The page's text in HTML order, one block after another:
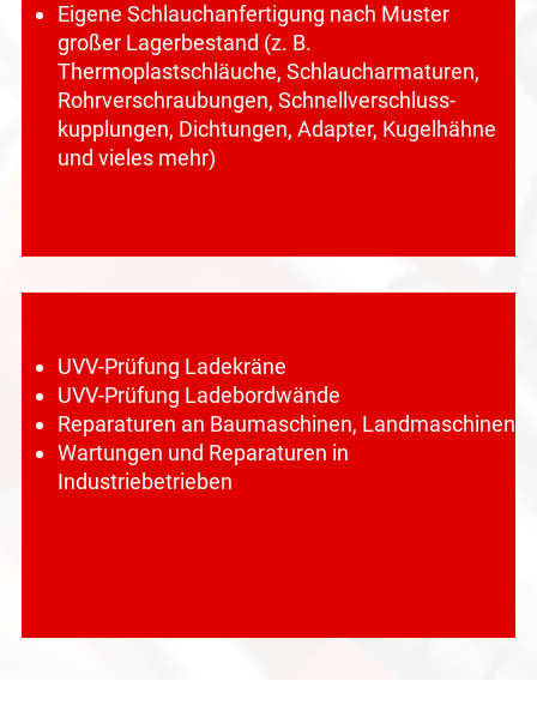
Eigene Schlauchanfertigung nach Muster
großer Lagerbestand (z. B.
Thermoplastschläuche, Schlaucharmaturen,
Rohrverschraubungen, Schnellverschluss-
kupplungen, Dichtungen, Adapter, Kugelhähne
und vieles mehr)
UVV-Prüfung Ladekräne
UVV-Prüfung Ladebordwände
Reparaturen an Baumaschinen, Landmaschinen
Wartungen und Reparaturen in
Industriebetrieben